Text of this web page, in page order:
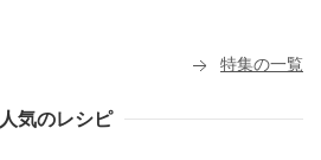
特集の一覧
人気のレシピ